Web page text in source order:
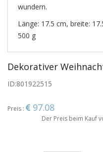
wundern.
Länge: 17.5 cm, breite:
500 g
Dekorativer
ID:801922515
Preis : 97.08
Der Preis beim Kauf